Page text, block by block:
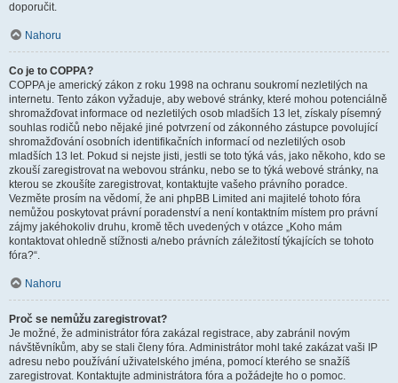
doporučit.
Nahoru
Co je to COPPA?
COPPA je americký zákon z roku 1998 na ochranu soukromí nezletilých na
internetu. Tento zákon vyžaduje, aby webové stránky, které mohou potenciálně
shromažďovat informace od nezletilých osob mladších 13 let, získaly písemný
souhlas rodičů nebo nějaké jiné potvrzení od zákonného zástupce povolující
shromažďování osobních identifikačních informací od nezletilých osob
mladších 13 let. Pokud si nejste jisti, jestli se toto týká vás, jako někoho, kdo se
zkouší zaregistrovat na webovou stránku, nebo se to týká webové stránky, na
kterou se zkoušíte zaregistrovat, kontaktujte vašeho právního poradce.
Vezměte prosím na vědomí, že ani phpBB Limited ani majitelé tohoto fóra
nemůžou poskytovat právní poradenství a není kontaktním místem pro právní
zájmy jakéhokoliv druhu, kromě těch uvedených v otázce „Koho mám
kontaktovat ohledně stížnosti a/nebo právních záležitostí týkajících se tohoto
fóra?“.
Nahoru
Proč se nemůžu zaregistrovat?
Je možné, že administrátor fóra zakázal registrace, aby zabránil novým
návštěvníkům, aby se stali členy fóra. Administrátor mohl také zakázat vaši IP
adresu nebo používání uživatelského jména, pomocí kterého se snažíš
zaregistrovat. Kontaktujte administrátora fóra a požádejte ho o pomoc.